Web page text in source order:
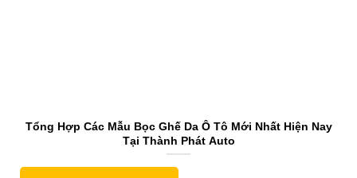
Tổng Hợp Các Mẫu Bọc Ghế Da Ô Tô Mới Nhất Hiện Nay
Tại Thành Phát Auto